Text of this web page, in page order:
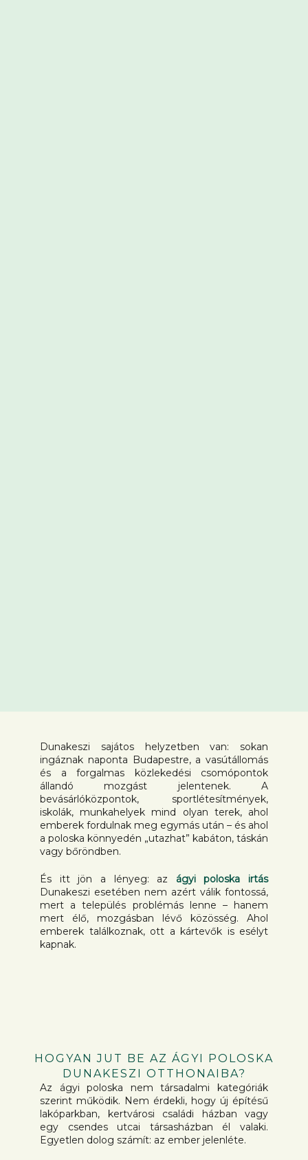
Dunakeszi sajátos helyzetben van: sokan
ingáznak naponta Budapestre, a vasútállomás
és a forgalmas közlekedési csomópontok
állandó mozgást jelentenek. A
bevásárlóközpontok, sportlétesítmények,
iskolák, munkahelyek mind olyan terek, ahol
emberek fordulnak meg egymás után – és ahol
a poloska könnyedén „utazhat” kabáton, táskán
vagy bőröndben.
És itt jön a lényeg: az ágyi poloska irtás
Dunakeszi esetében nem azért válik fontossá,
mert a település problémás lenne – hanem
mert élő, mozgásban lévő közösség. Ahol
emberek találkoznak, ott a kártevők is esélyt
kapnak.
HOGYAN JUT BE AZ ÁGYI POLOSKA
DUNAKESZI OTTHONAIBA?
Az ágyi poloska nem társadalmi kategóriák
szerint működik. Nem érdekli, hogy új építésű
lakóparkban, kertvárosi családi házban vagy
egy csendes utcai társasházban él valaki.
Egyetlen dolog számít: az ember jelenléte.